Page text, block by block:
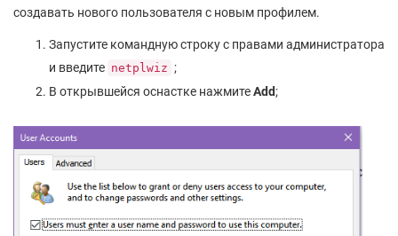
создавать нового пользователя с новым профилем.
Запустите командную строку с правами администратора
и введите netplwiz ;
В открывшейся оснастке нажмитеAdd;